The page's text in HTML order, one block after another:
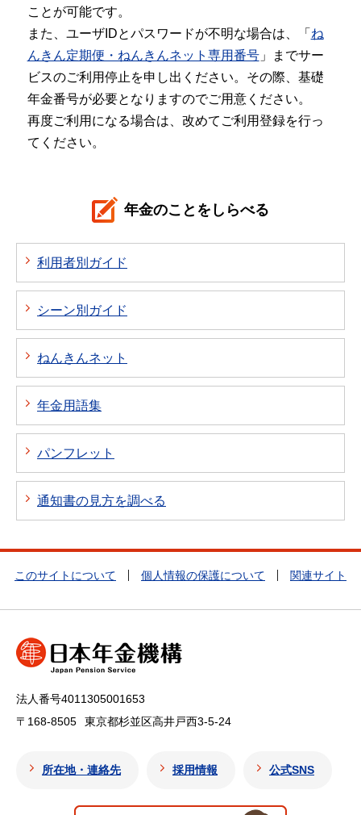
ことが可能です。
また、ユーザIDとパスワードが不明な場合は、「 ね
んきん定期便・ねんきんネット専用番号」までサー
ビスのご利用停止を申し出ください。その際、基礎
年金番号が必要となりますのでご用意ください。
再度ご利用になる場合は、改めてご利用登録を行っ
てください。
年金のことをしらべる
利用者別ガイド
シーン別ガイド
ねんきんネット
年金用語集
パンフレット
通知書の見方を調べる
このサイトについて 個人情報の保護について 関連サイト
法人番号4011305001653
〒168-8505
東京都杉並区高井戸西3-5-24
所在地・連絡先 採用情報 公式SNS